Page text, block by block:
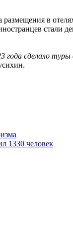
в
стали
сделало туры
1330 человек